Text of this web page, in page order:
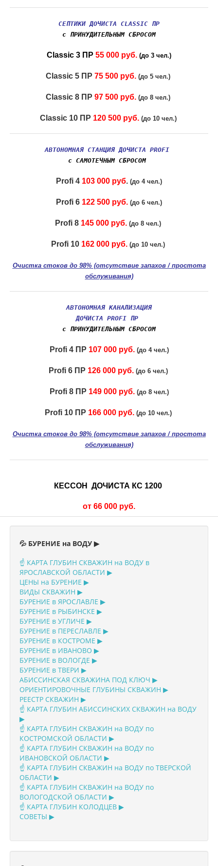
СЕПТИКИ ДОЧИСТА CLASSIC ПР
с ПРИНУДИТЕЛЬНЫМ СБРОСОМ
Classic 3 ПР 55 000 руб. (до 3 чел.)
Classic 5 ПР 75 500 руб. (до 5 чел.)
Classic 8 ПР 97 500 руб. (до 8 чел.)
Classic 10 ПР 120 500 руб. (до 10 чел.)
АВТОНОМНАЯ СТАНЦИЯ ДОЧИСТА PROFI
с САМОТЕЧНЫМ СБРОСОМ
Profi 4 103 000 руб. (до 4 чел.)
Profi 6 122 500 руб. (до 6 чел.)
Profi 8 145 000 руб. (до 8 чел.)
Profi 10 162 000 руб. (до 10 чел.)
Очистка стоков до 98% (отсутствие запахов / простота
обслуживания)
АВТОНОМНАЯ КАНАЛИЗАЦИЯ
ДОЧИСТА PROFI ПР
с ПРИНУДИТЕЛЬНЫМ СБРОСОМ
Profi 4 ПР 107 000 руб. (до 4 чел.)
Profi 6 ПР 126 000 руб. (до 6 чел.)
Profi 8 ПР 149 000 руб. (до 8 чел.)
Profi 10 ПР 166 000 руб. (до 10 чел.)
Очистка стоков до 98% (отсутствие запахов / простота
обслуживания)
КЕССОН ДОЧИСТА КС 1200
от 66 000 руб.
💦 БУРЕНИЕ на ВОДУ ▶
☝️ КАРТА ГЛУБИН СКВАЖИН на ВОДУ в
ЯРОСЛАВСКОЙ ОБЛАСТИ ▶
ЦЕНЫ на БУРЕНИЕ ▶
ВИДЫ СКВАЖИН ▶
БУРЕНИЕ в ЯРОСЛАВЛЕ ▶
БУРЕНИЕ в РЫБИНСКЕ ▶
БУРЕНИЕ в УГЛИЧЕ ▶
БУРЕНИЕ в ПЕРЕСЛАВЛЕ ▶
БУРЕНИЕ в КОСТРОМЕ ▶
БУРЕНИЕ в ИВАНОВО ▶
БУРЕНИЕ в ВОЛОГДЕ ▶
БУРЕНИЕ в ТВЕРИ ▶
АБИССИНСКАЯ СКВАЖИНА ПОД КЛЮЧ ▶
ОРИЕНТИРОВОЧНЫЕ ГЛУБИНЫ СКВАЖИН ▶
РЕЕСТР СКВАЖИН ▶
☝️ КАРТА ГЛУБИН АБИССИНСКИХ СКВАЖИН на ВОДУ
▶
☝️ КАРТА ГЛУБИН СКВАЖИН на ВОДУ по
КОСТРОМСКОЙ ОБЛАСТИ ▶
☝️ КАРТА ГЛУБИН СКВАЖИН на ВОДУ по
ИВАНОВСКОЙ ОБЛАСТИ ▶
☝️ КАРТА ГЛУБИН СКВАЖИН на ВОДУ по ТВЕРСКОЙ
ОБЛАСТИ ▶
☝️ КАРТА ГЛУБИН СКВАЖИН на ВОДУ по
ВОЛОГОДСКОЙ ОБЛАСТИ ▶
☝️ КАРТА ГЛУБИН КОЛОДЦЕВ ▶
СОВЕТЫ ▶